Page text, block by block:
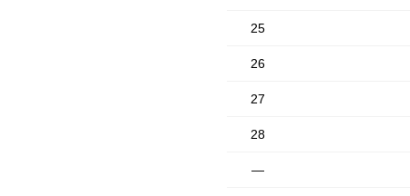
25
26
27
28
—